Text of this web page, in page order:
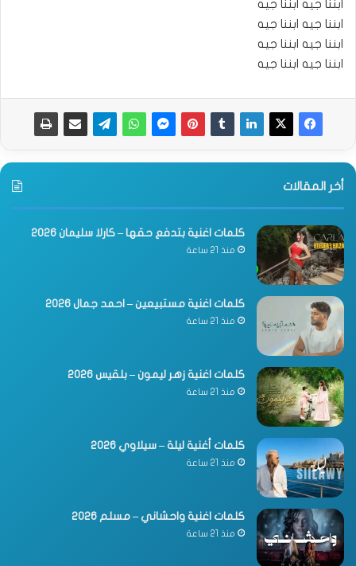
ابننا جيه ابننا جيه
ابننا جيه ابننا جيه
ابننا جيه ابننا جيه
ابننا جيه ابننا جيه
أخر المقالات
كلمات اغنية بتدفع حقها – كارلا سليمان 2026
منذ 21 ساعة
كلمات اغنية مستبيعين – احمد جمال 2026
منذ 21 ساعة
كلمات اغنية زهر ليمون – بلقيس 2026
منذ 21 ساعة
كلمات أغنية ليلة – سيلاوي 2026
منذ 21 ساعة
كلمات اغنية واحشاني – مسلم 2026
منذ 21 ساعة